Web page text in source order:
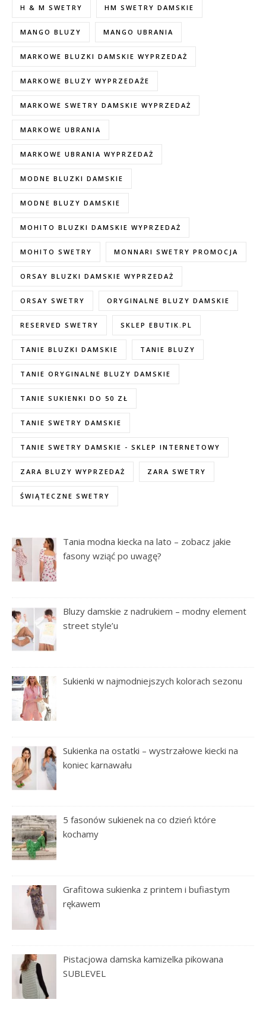
H & M SWETRY HM SWETRY DAMSKIE
MANGO BLUZY MANGO UBRANIA
MARKOWE BLUZKI DAMSKIE WYPRZEDAŻ
MARKOWE BLUZY WYPRZEDAŻE
MARKOWE SWETRY DAMSKIE WYPRZEDAŻ
MARKOWE UBRANIA
MARKOWE UBRANIA WYPRZEDAŻ
MODNE BLUZKI DAMSKIE
MODNE BLUZY DAMSKIE
MOHITO BLUZKI DAMSKIE WYPRZEDAŻ
MOHITO SWETRY MONNARI SWETRY PROMOCJA
ORSAY BLUZKI DAMSKIE WYPRZEDAŻ
ORSAY SWETRY ORYGINALNE BLUZY DAMSKIE
RESERVED SWETRY SKLEP EBUTIK.PL
TANIE BLUZKI DAMSKIE TANIE BLUZY
TANIE ORYGINALNE BLUZY DAMSKIE
TANIE SUKIENKI DO 50 ZŁ
TANIE SWETRY DAMSKIE
TANIE SWETRY DAMSKIE - SKLEP INTERNETOWY
ZARA BLUZY WYPRZEDAŻ ZARA SWETRY
ŚWIĄTECZNE SWETRY
Tania modna kiecka na lato – zobacz jakie
fasony wziąć po uwagę?
Bluzy damskie z nadrukiem – modny element
street style’u
Sukienki w najmodniejszych kolorach sezonu
Sukienka na ostatki – wystrzałowe kiecki na
koniec karnawału
5 fasonów sukienek na co dzień które
kochamy
Grafitowa sukienka z printem i bufiastym
rękawem
Pistacjowa damska kamizelka pikowana
SUBLEVEL